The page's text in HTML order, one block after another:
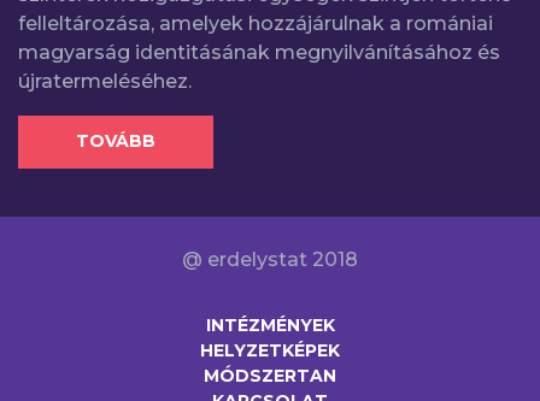
felleltározása, amelyek hozzájárulnak a romániai
magyarság identitásának megnyilvánításához és
újratermeléséhez.
TOVÁBB
@ erdelystat 2018
INTÉZMÉNYEK
HELYZETKÉPEK
MÓDSZERTAN